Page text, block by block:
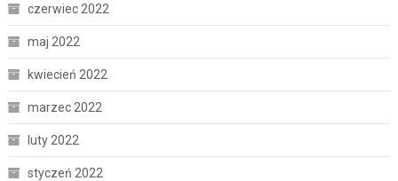
czerwiec 2022
maj 2022
kwiecień 2022
marzec 2022
luty 2022
styczeń 2022